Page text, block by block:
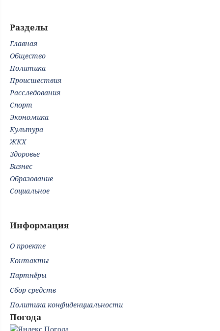
Разделы
Главная
Общество
Политика
Происшествия
Расследования
Спорт
Экономика
Культура
ЖКХ
Здоровье
Бизнес
Образование
Социальное
Информация
О проекте
Контакты
Партнёры
Сбор средств
Политика конфиденциальности
Погода